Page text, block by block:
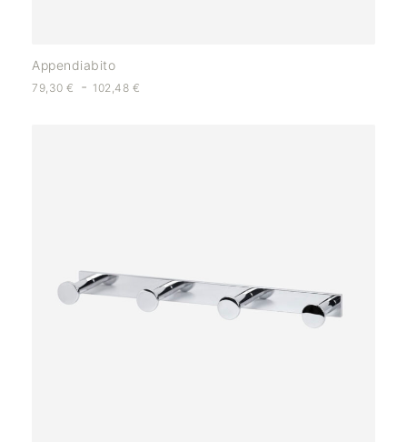
Appendiabito
79,30 € - 102,48 €